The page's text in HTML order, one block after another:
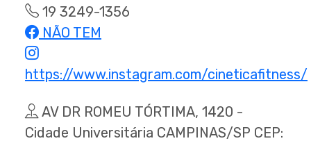
19 3249-1356
NÃO TEM
https://www.instagram.com/cineticafitness/
AV DR ROMEU TÓRTIMA, 1420 -
Cidade Universitária CAMPINAS/SP CEP: